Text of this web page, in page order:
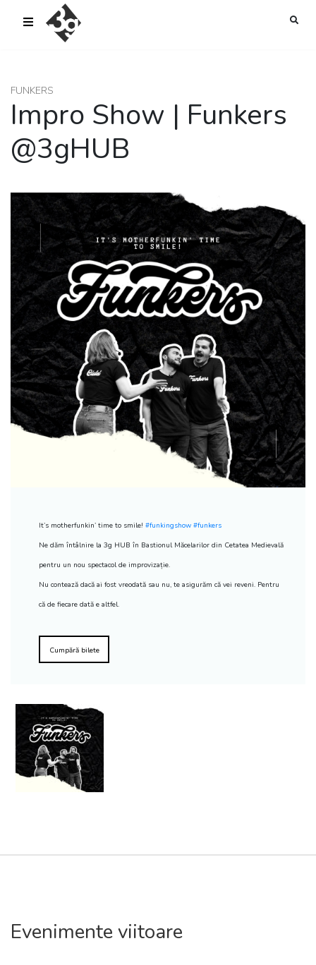
sold-out-button {{acf:sold_out}}
FUNKERS
Impro Show | Funkers
@3gHUB
It’s motherfunkin’ time to smile! #funkingshow #funkers
Ne dăm întâlnire la 3g HUB în Bastionul Măcelarilor din Cetatea Medievală
pentru un nou spectacol de improvizație.
Nu contează dacă ai fost vreodată sau nu, te asigurăm că vei reveni. Pentru
că de fiecare dată e altfel.
Cumpără bilete
Evenimente viitoare